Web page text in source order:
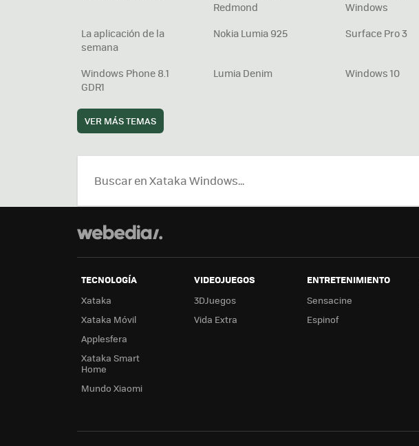
Redmond
Windows
La aplicación de la
semana
Nokia Lumia 925 Surface Pro 3
Windows Phone 8.1
GDR1
Lumia Denim Windows 10
VER MÁS TEMAS
TECNOLOGÍA
Xataka
Xataka Móvil
Applesfera
Xataka Smart
Home
Mundo Xiaomi
VIDEOJUEGOS
3DJuegos
Vida Extra
ENTRETENIMIENTO
Sensacine
Espinof